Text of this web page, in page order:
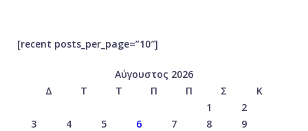
[recent posts_per_page=”10″]
Αύγουστος 2026
Δ
Τ Τ Π Π Σ
Κ
1
2
3
4 5 6 7 8
9